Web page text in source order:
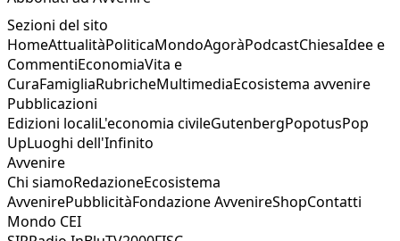
Sezioni del sito
HomeAttualitàPoliticaMondoAgoràPodcastChiesaIdee e
CommentiEconomiaVita e
CuraFamigliaRubricheMultimediaEcosistema avvenire
Pubblicazioni
Edizioni localiL'economia civileGutenbergPopotusPop
UpLuoghi dell'Infinito
Avvenire
Chi siamoRedazioneEcosistema
AvvenirePubblicitàFondazione AvvenireShopContatti
Mondo CEI